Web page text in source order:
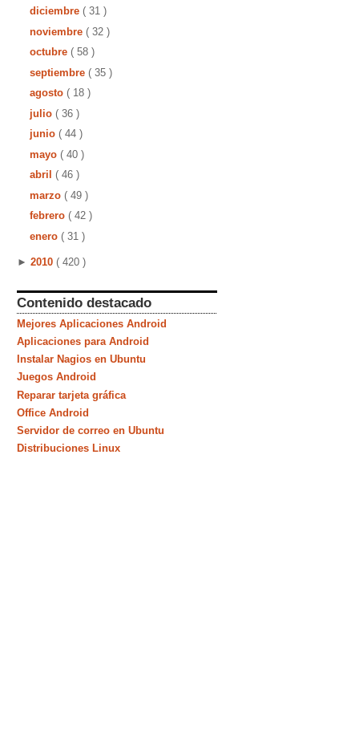
diciembre ( 31 )
noviembre ( 32 )
octubre ( 58 )
septiembre ( 35 )
agosto ( 18 )
julio ( 36 )
junio ( 44 )
mayo ( 40 )
abril ( 46 )
marzo ( 49 )
febrero ( 42 )
enero ( 31 )
► 2010 ( 420 )
Contenido destacado
Mejores Aplicaciones Android
Aplicaciones para Android
Instalar Nagios en Ubuntu
Juegos Android
Reparar tarjeta gráfica
Office Android
Servidor de correo en Ubuntu
Distribuciones Linux